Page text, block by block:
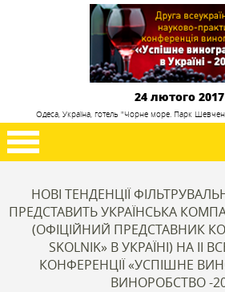
24 лютого 2017
Одеса, Україна, готель "Чорне море. Парк
НОВІ ТЕНДЕНЦІЇ
ПРЕДСТАВИТЬ УКРАЇНСЬКА
(ОФІЦІЙНИЙ ПРЕДСТАВНИК
SKOLNIK» В УКРАЇНІ) НА II
КОНФЕРЕНЦІЇ «УСПІШНЕ
ВИНОРОБСТВО -